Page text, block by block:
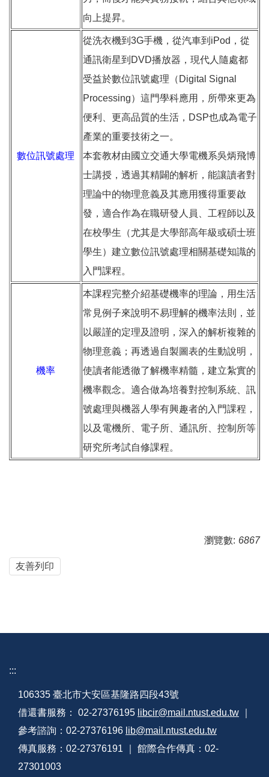
向上提昇。
數位訊號處理
從洗衣機到3G手機，從汽車到iPod，從
通訊衛星到DVD播放器，現代人隨處都
受益於數位訊號處理（Digital Signal
Processing）這門學科應用，所帶來更為
便利、更高品質的生活，DSP也成為電子
產業的重要技術之一。
本套教材由國立交通大學電機系吳炳飛博
士講授，透過其精闢的解析，能讓讀者對
理論中的物理意義及其應用獲得重要啟
發，適合作為在職研發人員、工程師以及
在校學生（尤其是大學部高年級或碩士班
學生）建立數位訊號處理相關基礎知識的
入門課程。
機率
本課程完整介紹基礎機率的理論，用生活
常見例子來說明不易理解的機率法則，並
以嚴謹的定理及證明，深入的解析複雜的
物理意義；再透過自製圖表的生動說明，
使讀者能透徹了解機率精髓，建立紮實的
機率觀念。適合做為培養對控制系統、訊
號處理與機器人學有興趣者的入門課程，
以及電機所、電子所、通訊所、控制所等
研究所考試自修課程。
瀏覽數: 6867
友善列印
:::
106335 臺北市大安區基隆路四段43號
借還書服務： 02-27376195 libcir@mail.ntust.edu.tw
參考諮詢：02-27376196 lib@mail.ntust.edu.tw
傳真服務：02-27376191 ｜ 館際合作傳真：02-
27301003